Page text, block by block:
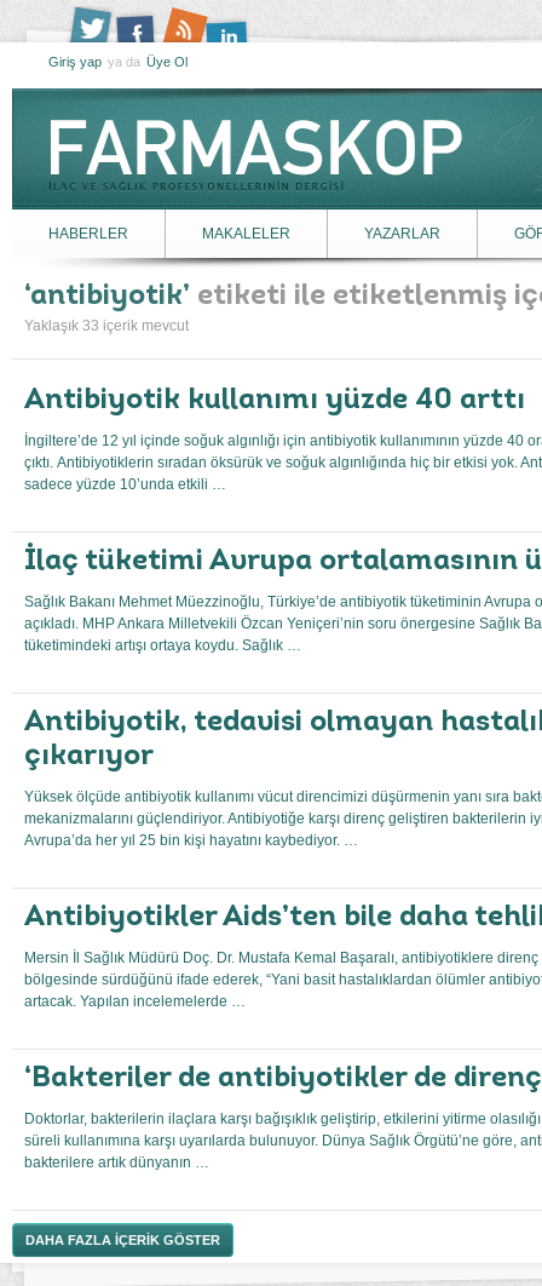
Giriş yap ya da Üye Ol
HABERLER MAKALELER YAZARLAR
antibiyotik etiketi ile etiketlenmiş
Yaklaşık 33 içerik mevcut
Antibiyotik kullanımı yüzde 40 arttı
İngiltere’de 12 yıl içinde soğuk algınlığı için antibiyotik kullanımının yüzde 40
çıktı. Antibiyotiklerin sıradan öksürük ve soğuk algınlığında hiç bir etkisi yok.
sadece yüzde 10’unda etkili …
İlaç tüketimi Avrupa ortalamasının
Sağlık Bakanı Mehmet Müezzinoğlu, Türkiye’de antibiyotik tüketiminin Avrupa
açıkladı. MHP Ankara Milletvekili Özcan Yeniçeri’nin soru önergesine Sağlık
tüketimindeki artışı ortaya koydu. Sağlık …
Antibiyotik, tedavisi olmayan
çıkarıyor
Yüksek ölçüde antibiyotik kullanımı vücut direncimizi düşürmenin yanı sıra
mekanizmalarını güçlendiriyor. Antibiyotiğe karşı direnç geliştiren bakterilerin
Avrupa’da her yıl 25 bin kişi hayatını kaybediyor. …
Antibiyotikler Aids’ten bile daha
Mersin İl Sağlık Müdürü Doç. Dr. Mustafa Kemal Başaralı, antibiyotiklere
bölgesinde sürdüğünü ifade ederek, “Yani basit hastalıklardan ölümler
artacak. Yapılan incelemelerde …
‘Bakteriler de antibiyotikler de direnç
Doktorlar, bakterilerin ilaçlara karşı bağışıklık geliştirip, etkilerini yitirme
süreli kullanımına karşı uyarılarda bulunuyor. Dünya Sağlık Örgütü’ne göre,
bakterilere artık dünyanın …
DAHA FAZLA İÇERİK GÖSTER